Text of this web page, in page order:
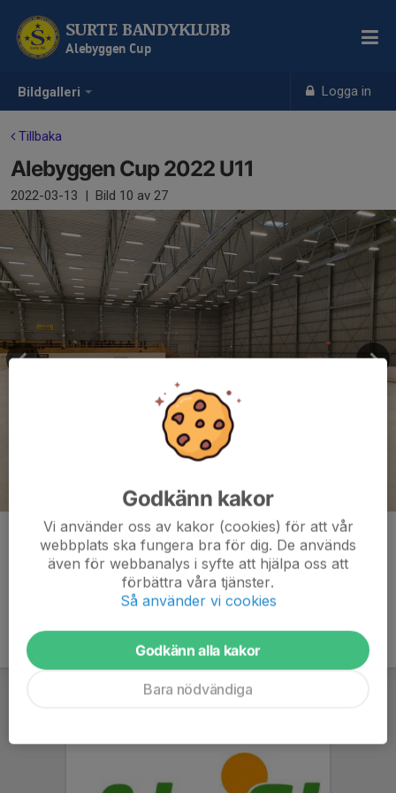
Bildgalleri Logga in
SURTE BANDYKLUBB
Alebyggen Cup
Tillbaka
Alebyggen Cup 2022 U11
2022-03-13 | Bild 10 av 27
Kommentarer
Godkänn kakor
Vi använder oss av kakor (cookies) för att vår
webbplats ska fungera bra för dig. De används
även för webbanalys i syfte att hjälpa oss att
förbättra våra tjänster.
Så använder vi cookies
Godkänn alla kakor
Bara nödvändiga